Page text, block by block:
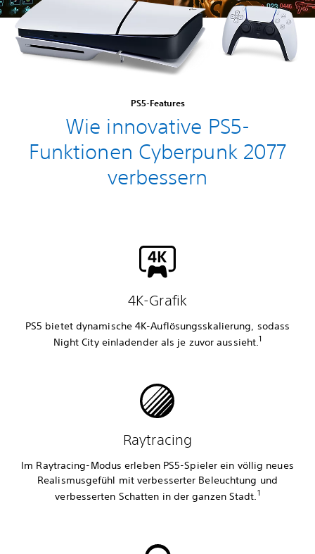
PS5-Features
Wie innovative PS5-
Funktionen Cyberpunk 2077
verbessern
4K-Grafik
PS5 bietet dynamische 4K-Auflösungsskalierung, sodass
Night City einladender als je zuvor aussieht.1
Raytracing
Im Raytracing-Modus erleben PS5-Spieler ein völlig neues
Realismusgefühl mit verbesserter Beleuchtung und
verbesserten Schatten in der ganzen Stadt.1